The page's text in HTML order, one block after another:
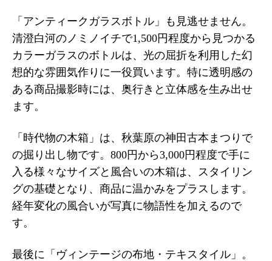
「アンティークガラスボトル」も見逃せません。
清澄白河のノミノイチで1,500円程度から見つかる
カラーガラスのボトルは、光の屈折を利用した幻
想的な雰囲気作りに一役買います。特に透明感の
ある商品撮影時には、奥行きと立体感を生み出せ
ます。
「時代物の木箱」は、秋葉原の神田古本まつりで
の掘り出し物です。800円から3,000円程度で手に
入る様々なサイズと風合いの木箱は、スタイリン
グの基礎となり、商品に温かみをプラスします。
経年変化の風合いが写真に物語性を加えるので
す。
最後に「ヴィンテージの布地・テキスタイル」。